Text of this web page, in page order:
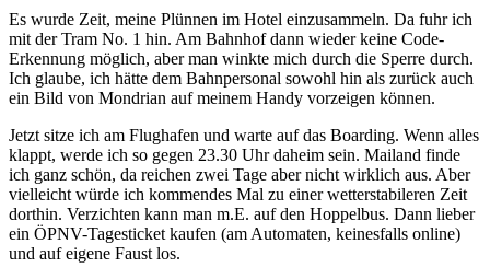
Es wurde Zeit, meine Plünnen im Hotel einzusammeln. Da fuhr ich
mit der Tram No. 1 hin. Am Bahnhof dann wieder keine Code-
Erkennung möglich, aber man winkte mich durch die Sperre durch.
Ich glaube, ich hätte dem Bahnpersonal sowohl hin als zurück auch
ein Bild von Mondrian auf meinem Handy vorzeigen können.
Jetzt sitze ich am Flughafen und warte auf das Boarding. Wenn alles
klappt, werde ich so gegen 23.30 Uhr daheim sein. Mailand finde
ich ganz schön, da reichen zwei Tage aber nicht wirklich aus. Aber
vielleicht würde ich kommendes Mal zu einer wetterstabileren Zeit
dorthin. Verzichten kann man m.E. auf den Hoppelbus. Dann lieber
ein ÖPNV-Tagesticket kaufen (am Automaten, keinesfalls online)
und auf eigene Faust los.